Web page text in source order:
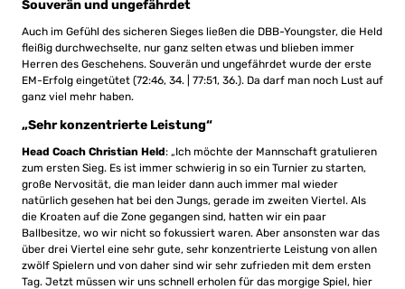
Souverän und ungefährdet
Auch im Gefühl des sicheren Sieges ließen die DBB-Youngster, die Held
fleißig durchwechselte, nur ganz selten etwas und blieben immer
Herren des Geschehens. Souverän und ungefährdet wurde der erste
EM-Erfolg eingetütet (72:46, 34. | 77:51, 36.). Da darf man noch Lust auf
ganz viel mehr haben.
„Sehr konzentrierte Leistung“
Head Coach Christian Held: „Ich möchte der Mannschaft gratulieren
zum ersten Sieg. Es ist immer schwierig in so ein Turnier zu starten,
große Nervosität, die man leider dann auch immer mal wieder
natürlich gesehen hat bei den Jungs, gerade im zweiten Viertel. Als
die Kroaten auf die Zone gegangen sind, hatten wir ein paar
Ballbesitze, wo wir nicht so fokussiert waren. Aber ansonsten war das
über drei Viertel eine sehr gute, sehr konzentrierte Leistung von allen
zwölf Spielern und von daher sind wir sehr zufrieden mit dem ersten
Tag. Jetzt müssen wir uns schnell erholen für das morgige Spiel, hier